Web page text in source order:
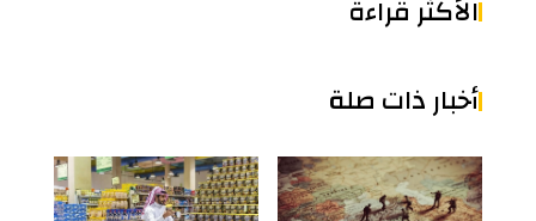
الأكثر قراءة
أخبار ذات صلة